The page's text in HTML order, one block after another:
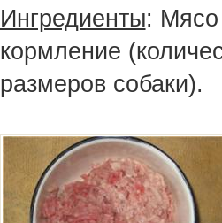
Ингредиенты: Мясо
кормление
размеров собаки).